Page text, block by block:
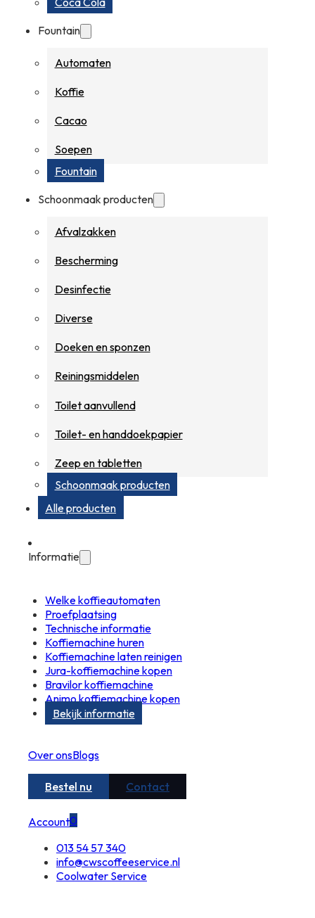
Fountain
Automaten
Koffie
Cacao
Soepen
Fountain
Schoonmaak producten
Afvalzakken
Bescherming
Desinfectie
Diverse
Doeken en sponzen
Reiningsmiddelen
Toilet aanvullend
Toilet- en handdoekpapier
Zeep en tabletten
Schoonmaak producten
Alle producten
Informatie
Welke koffieautomaten
Proefplaatsing
Technische informatie
Koffiemachine huren
Koffiemachine laten reinigen
Jura-koffiemachine kopen
Bravilor koffiemachine
Animo koffiemachine kopen
Bekijk informatie
Over onsBlogs
Bestel nu Contact
Account0
013 54 57 340
info@cwscoffeeservice.nl
Coolwater Service